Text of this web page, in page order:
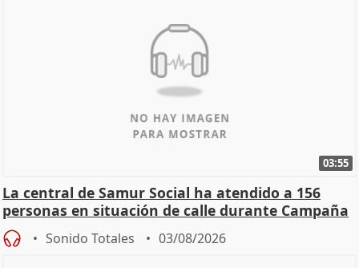
03:55
La central de Samur Social ha atendido a 156
personas en situación de calle durante Campaña
de Calor
Sonido Totales 03/08/2026